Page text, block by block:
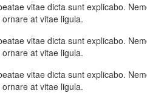
vitae dicta sunt explicabo.
at vitae ligula.
vitae dicta sunt explicabo.
at vitae ligula.
vitae dicta sunt explicabo.
at vitae ligula.